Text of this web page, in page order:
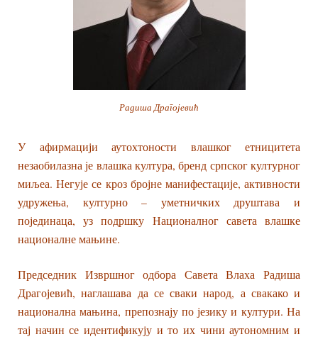
Радиша Драгојевић
У афирмацији аутохтоности влашког етницитета
незаобилазна је влашка култура, бренд српског културног
миљеа. Негује се кроз бројне манифестације, активности
удружења, културно – уметничких друштава и
појединаца, уз подршку Националног савета влашке
националне мањине.
Председник Извршног одбора Савета Влаха Радиша
Драгојевић, наглашава да се сваки народ, а свакако и
национална мањина, препознају по језику и култури. На
тај начин се идентификују и то их чини аутономним и